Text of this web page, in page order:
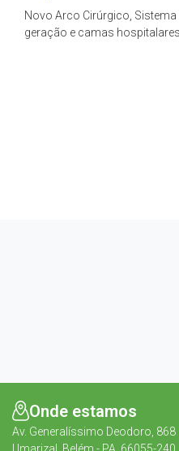
Novo Arco Cirúrgico,
geração e camas hospitalares.
Onde estamos
Av. Generalíssimo Deodoro, 868